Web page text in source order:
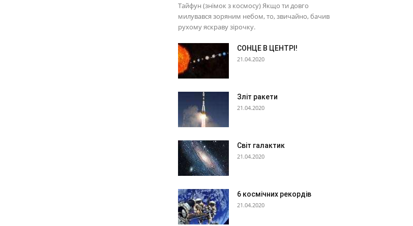
Тайфун (знімок з космосу) Якщо ти довго
милувався зоряним небом, то, звичайно, бачив
рухому яскраву зірочку.
СОНЦЕ В ЦЕНТРІ!
21.04.2020
Зліт ракети
21.04.2020
Світ галактик
21.04.2020
6 космічних рекордів
21.04.2020